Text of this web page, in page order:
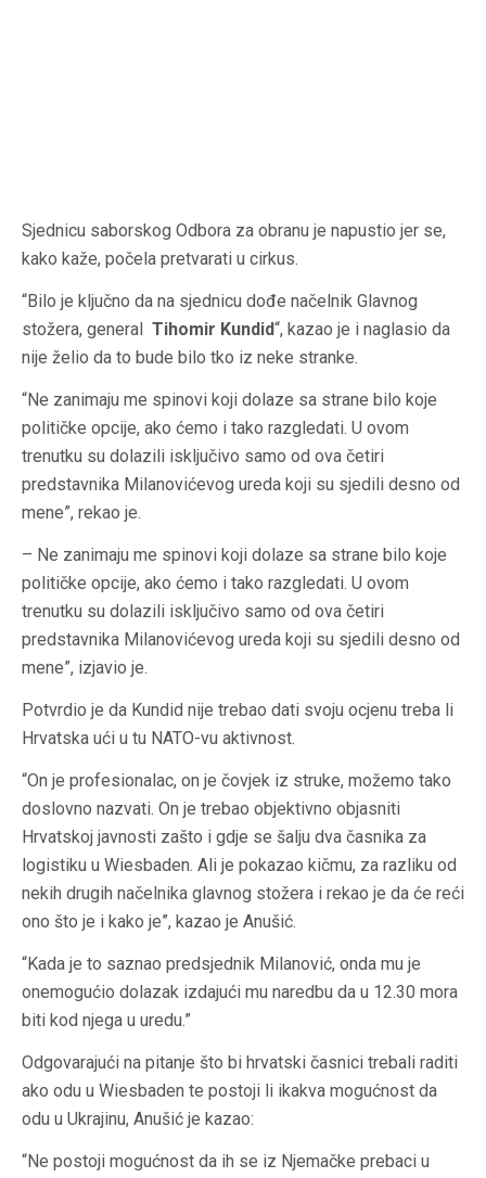
Sjednicu saborskog Odbora za obranu je napustio jer se,
kako kaže, počela pretvarati u cirkus.
“Bilo je ključno da na sjednicu dođe načelnik Glavnog
stožera, general Tihomir Kundid“, kazao je i naglasio da
nije želio da to bude bilo tko iz neke stranke.
“Ne zanimaju me spinovi koji dolaze sa strane bilo koje
političke opcije, ako ćemo i tako razgledati. U ovom
trenutku su dolazili isključivo samo od ova četiri
predstavnika Milanovićevog ureda koji su sjedili desno od
mene”, rekao je.
– Ne zanimaju me spinovi koji dolaze sa strane bilo koje
političke opcije, ako ćemo i tako razgledati. U ovom
trenutku su dolazili isključivo samo od ova četiri
predstavnika Milanovićevog ureda koji su sjedili desno od
mene”, izjavio je.
Potvrdio je da Kundid nije trebao dati svoju ocjenu treba li
Hrvatska ući u tu NATO-vu aktivnost.
“On je profesionalac, on je čovjek iz struke, možemo tako
doslovno nazvati. On je trebao objektivno objasniti
Hrvatskoj javnosti zašto i gdje se šalju dva časnika za
logistiku u Wiesbaden. Ali je pokazao kičmu, za razliku od
nekih drugih načelnika glavnog stožera i rekao je da će reći
ono što je i kako je”, kazao je Anušić.
“Kada je to saznao predsjednik Milanović, onda mu je
onemogućio dolazak izdajući mu naredbu da u 12.30 mora
biti kod njega u uredu.”
Odgovarajući na pitanje što bi hrvatski časnici trebali raditi
ako odu u Wiesbaden te postoji li ikakva mogućnost da
odu u Ukrajinu, Anušić je kazao:
“Ne postoji mogućnost da ih se iz Njemačke prebaci u